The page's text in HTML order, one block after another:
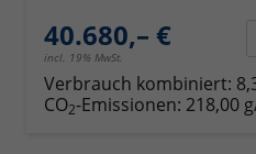
40.680,– €
incl. 19% MwSt.
Verbrauch kombiniert:
CO2-Emissionen: 218,00